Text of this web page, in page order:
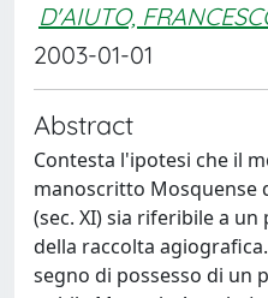
D'AIUTO,
2003-01-01
Abstract
Contesta l'ipotesi che il
manoscritto Mosquense
(sec. XI) sia riferibile a
della raccolta
segno di possesso di un